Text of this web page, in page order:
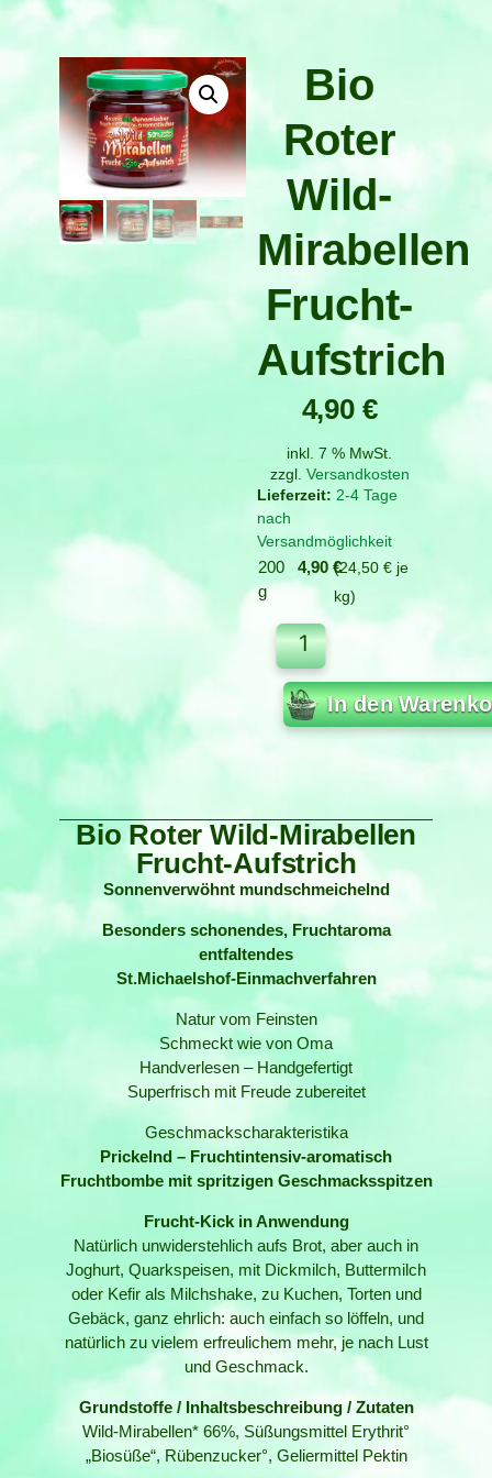
Bio
Roter
Wild-
Mirabellen
Frucht-
Aufstrich
4,90 €
inkl. 7 % MwSt.
zzgl. Versandkosten
2-4 Tage
nach
Versandmöglichkeit
200
g
4,90 €24,50€ je
kg
In den
Bio Roter Wild-Mirabellen
Frucht-Aufstrich
Sonnenverwöhnt mundschmeichelnd
Besonders schonendes, Fruchtaroma
entfaltendes
St.Michaelshof-Einmachverfahren
Natur vom Feinsten
Schmeckt wie von Oma
Handverlesen – Handgefertigt
Superfrisch mit Freude zubereitet
Geschmackscharakteristika
Prickelnd – Fruchtintensiv-aromatisch
Fruchtbombe mit spritzigen Geschmacksspitzen
Frucht-Kick in Anwendung
Natürlich unwiderstehlich aufs Brot, aber auch in
Joghurt, Quarkspeisen, mit Dickmilch, Buttermilch
oder Kefir als Milchshake, zu Kuchen, Torten und
Gebäck, ganz ehrlich: auch einfach so löffeln, und
natürlich zu vielem erfreulichem mehr, je nach Lust
und Geschmack.
Grundstoffe / Inhaltsbeschreibung / Zutaten
Wild-Mirabellen* 66%, Süßungsmittel Erythrit°
„Biosüße“, Rübenzucker°, Geliermittel Pektin